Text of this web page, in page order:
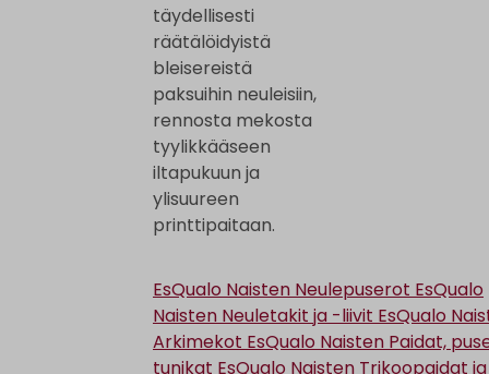
täydellisesti
räätälöidyistä
bleisereistä
paksuihin neuleisiin,
rennosta mekosta
tyylikkääseen
iltapukuun ja
ylisuureen
printtipaitaan.
EsQualo Naisten Neulepuserot EsQualo
Naisten Neuletakit ja -liivit EsQualo
Arkimekot EsQualo Naisten Paidat,
tunikat EsQualo Naisten Trikoopaidat